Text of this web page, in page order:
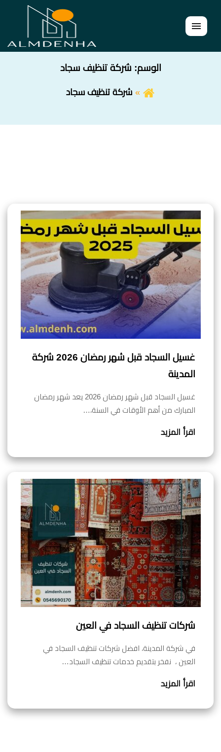
القائمة
الوسم: شركة تنظيف سجاد
شركة تنظيف سجاد
غسيل السجاد قبل شهر رمضان 2026 شركة
المدينة
غسيل السجاد قبل شهر رمضان 2026 يعد شهر رمضان
المبارك من أهم الأوقات في السنة،…
اقرأ المزيد
شركات تنظيف السجاد في العين
في شركة المدينة، افضل شركات تنظيف السجاد في
العين ، نفخر بتقديم خدمات تنظيف السجاد…
اقرأ المزيد